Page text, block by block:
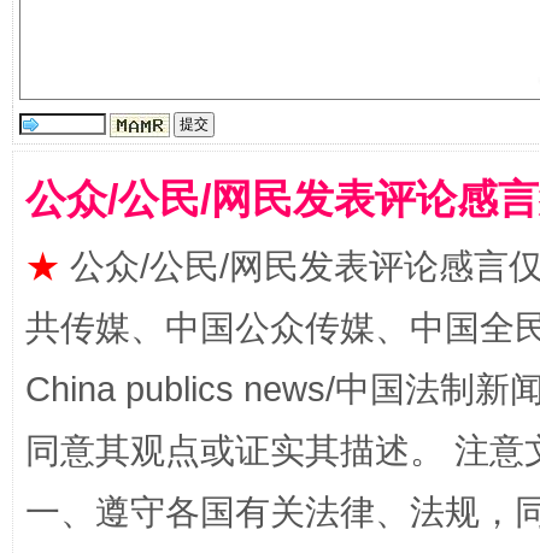
公众/公民/网民发表评论感
★ 公众/公民/网民发表评论感言
共传媒、中国公众传媒、中国全
China publics news/中国法制新
同意其观点或证实其描述。 注
一、遵守各国有关法律、法规，